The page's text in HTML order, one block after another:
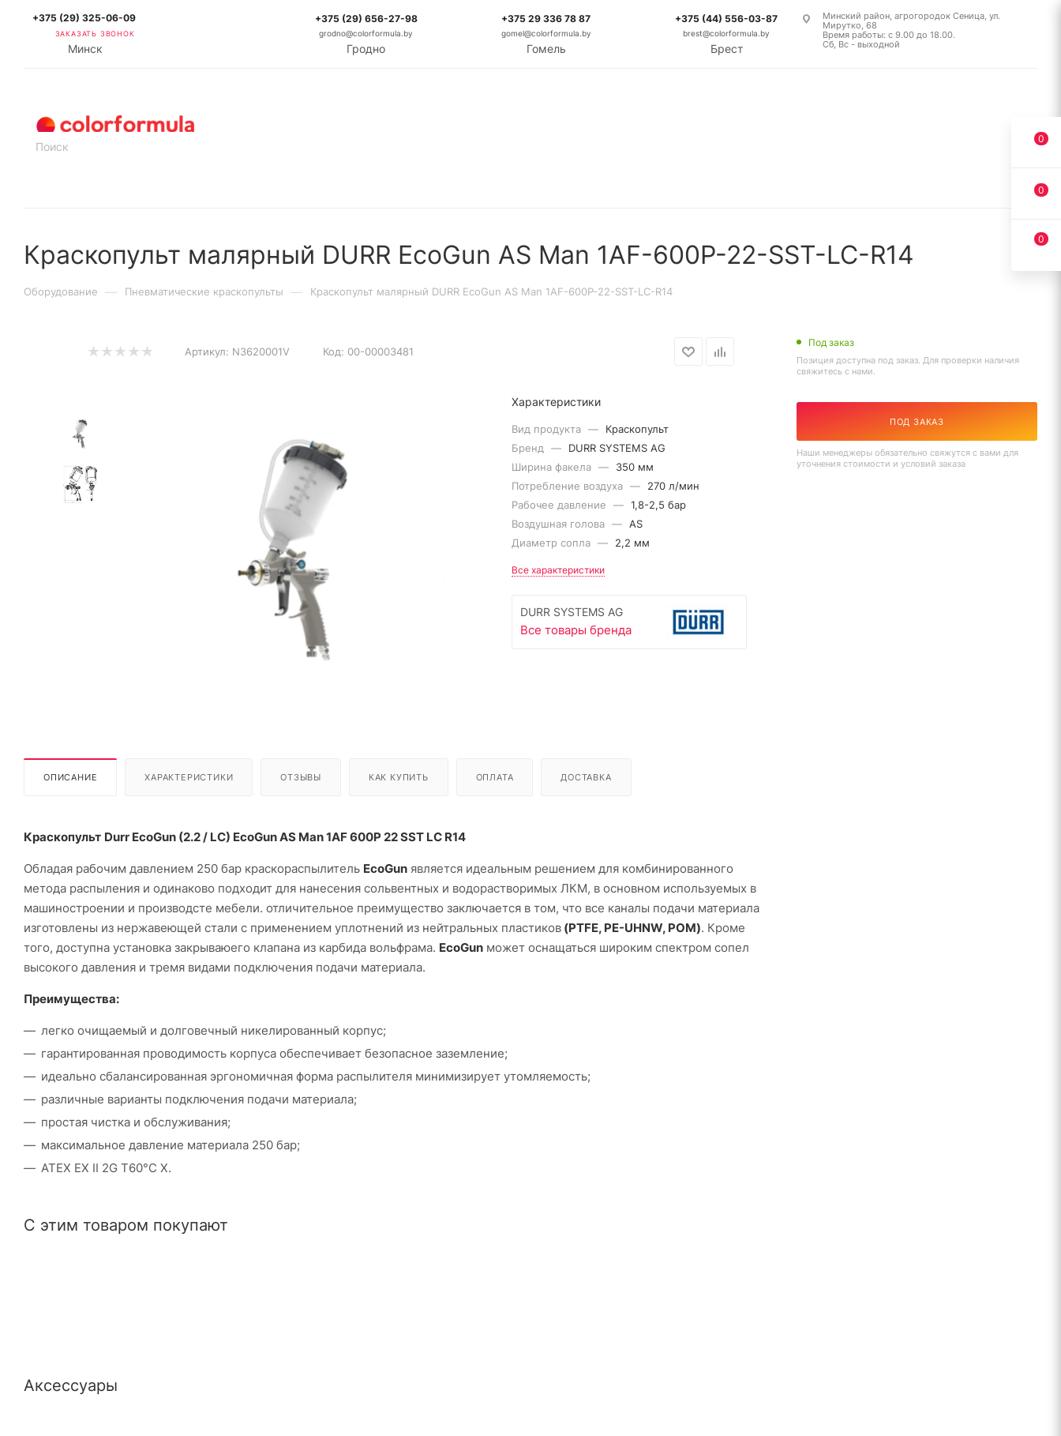
+375 (29) 325-06-09
ЗАКАЗАТЬ ЗВОНОК
Минск
+375 (29) 656-27-98
grodno@colorformula.by
Гродно
+375 29 336 78 87
gomel@colorformula.by
Гомель
+375 (44) 556-03-87
brest@colorformula.by
Брест
Минский район, агрогородок Сеница, ул.
Мирутко, 68
Время работы: с 9.00 до 18.00.
Сб, Вс - выходной
Краскопульт малярный DURR EcoGun AS Man 1AF-600P-22-SST-LC-R14
Оборудование — Пневматические краскопульты — Краскопульт малярный DURR EcoGun AS Man 1AF-600P-22-SST-LC-R14
Артикул: N3620001V Код: 00-00003481
Характеристики
Вид продукта —
Краскопульт
Бренд
—
DURR SYSTEMS AG
Ширина факела —
350 мм
Потребление воздуха —
270 л/мин
Рабочее давление
— 1,8-2,5 бар
Воздушная голова — AS
Диаметр сопла — 2,2 мм
Все характеристики
DURR SYSTEMS AG
Все товары бренда
ОПИСАНИЕ ХАРАКТЕРИСТИКИ ОТЗЫВЫ КАК КУПИТЬ ОПЛАТА ДОСТАВКА
Краскопульт Durr EcoGun (2.2 / LC) EcoGun AS Man 1AF 600P 22 SST LC R14
Обладая рабочим давлением 250 бар краскораспылитель EcoGun является идеальным решением для комбинированного
метода распыления и одинаково подходит для нанесения сольвентных и водорастворимых ЛКМ, в основном используемых в
машиностроении и производсте мебели. отличительное преимущество заключается в том, что все каналы подачи материала
изготовлены из нержавеющей стали с применением уплотнений из нейтральных пластиков (PTFE, PE-UHNW, POM). Кроме
того, доступна установка закрываюего клапана из карбида вольфрама. EcoGun может оснащаться широким спектром сопел
высокого давления и тремя видами подключения подачи материала.
Преимущества:
легко очищаемый и долговечный никелированный корпус;
гарантированная проводимость корпуса обеспечивает безопасное заземление;
идеально сбалансированная эргономичная форма распылителя минимизирует утомляемость;
различные варианты подключения подачи материала;
простая чистка и обслуживания;
максимальное давление материала 250 бар;
ATEX EX II 2G T60°C X.
С этим товаром покупают
Аксессуары
Под заказ
Позиция доступна под заказ. Для проверки наличия
свяжитесь с нами.
ПОД ЗАКАЗ
Наши менеджеры обязательно свяжутся с вами для
уточнения стоимости и условий заказа
0
0
0